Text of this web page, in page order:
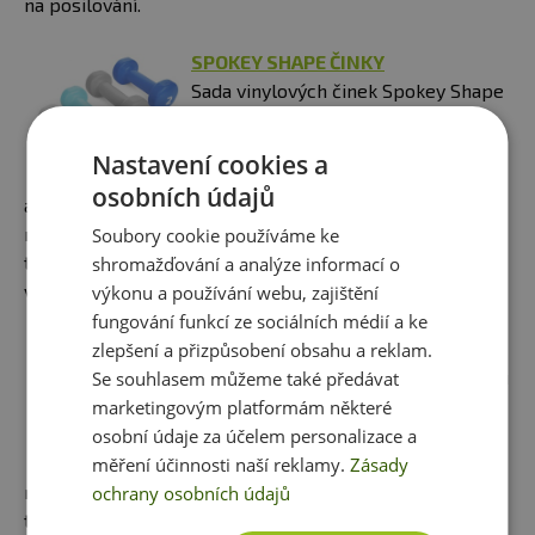
SPOKEY SHAPE ČINKY
Sada vinylových činek Spokey Shape
IV je nástroj, který dokonale doplní
velkou škálu cviků, tím pádem
aktivovat různé svalové partie. Činky mají klasický tvar a
místo na úchop je zúžené. Činky Shape IV byly navrženy
tak, aby se perfektně vyjímaly v domácí posilovně. Byly
vyrobeny v intensivních a energetických barvách.
GYMNIC OVERBALL 23 CM
Dechový a manipulační míč o průměru
23 cm. Má neklouzavý pružný povrch
a pro své vlastnosti se nabízí k
všestrannějšímu použití. Mimo
rehabilitační praxi se objevuje i ve cvičení zdravotní
tělesné výchovy či jógy. Je ideální cvičební pomůckou
Nastavení cookies a
osobních údajů
Soubory cookie používáme ke
shromažďování a analýze informací o
výkonu a používání webu, zajištění
fungování funkcí ze sociálních médií a ke
zlepšení a přizpůsobení obsahu a reklam.
Se souhlasem můžeme také předávat
marketingovým platformám některé
osobní údaje za účelem personalizace a
měření účinnosti naší reklamy.Zásady
ochrany osobních údajů